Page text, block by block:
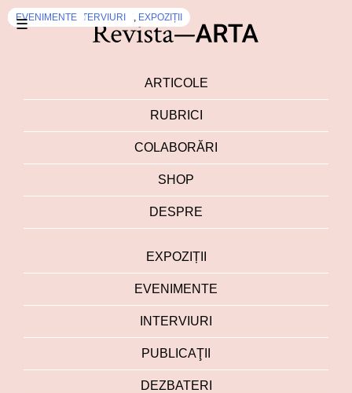
☰
ARTICOLE
RUBRICI
COLABORĂRI
SHOP
DESPRE
EXPOZIȚII
EVENIMENTE
INTERVIURI
PUBLICAŢII
DEZBATERI
DEZBATERI,INTERVIURI
INTERVIURI
DEZBATERI,INTERVIURI
DEZBATERI,INTERVIURI
EXPOZIȚII
DEZBATERI,EXPOZIȚII ,INTERVIURI
DEZBATERI,EVENIMENTE, EXPOZIȚII
EXPOZIȚII
DEZBATERI,INTERVIURI
EVENIMENTE